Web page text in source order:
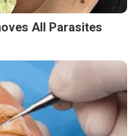
All Parasites